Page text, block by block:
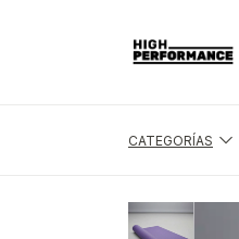
CATEGORÍAS